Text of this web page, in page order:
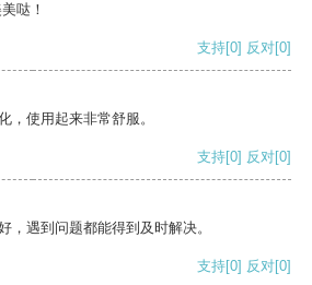
哒！
支持[0] 反对[0]
，使用起来非常舒服。
支持[0] 反对[0]
，遇到问题都能得到及时解决。
支持[0] 反对[0]